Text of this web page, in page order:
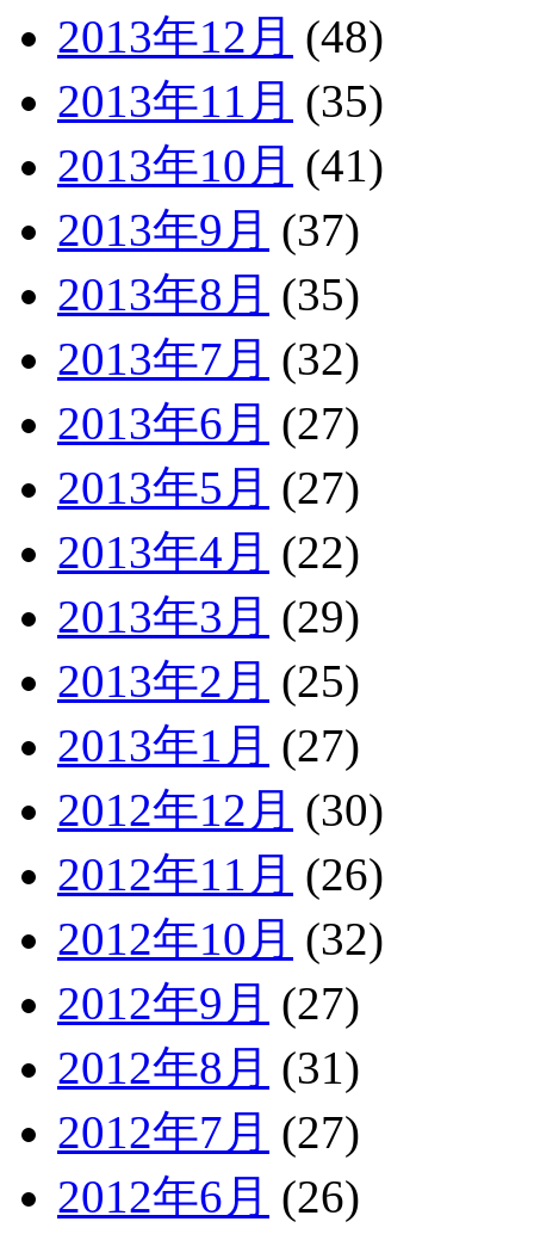
2013年12月 (48)
2013年11月 (35)
2013年10月 (41)
2013年9月 (37)
2013年8月 (35)
2013年7月 (32)
2013年6月 (27)
2013年5月 (27)
2013年4月 (22)
2013年3月 (29)
2013年2月 (25)
2013年1月 (27)
2012年12月 (30)
2012年11月 (26)
2012年10月 (32)
2012年9月 (27)
2012年8月 (31)
2012年7月 (27)
2012年6月 (26)